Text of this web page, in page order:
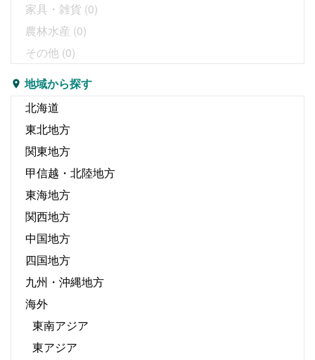
家具・雑貨 (0)
農林水産 (0)
その他 (0)
地域から探す
北海道
東北地方
関東地方
甲信越・北陸地方
東海地方
関西地方
中国地方
四国地方
九州・沖縄地方
海外
東南アジア
東アジア